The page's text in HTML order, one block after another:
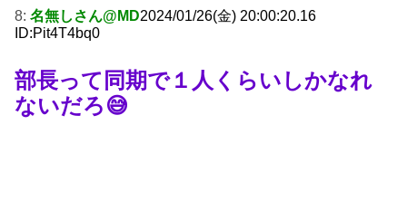
8: 名無しさん@MD2024/01/26(金) 20:00:20.16
ID:Pit4T4bq0
部長って同期で１人くらいしかなれ
ないだろ😅